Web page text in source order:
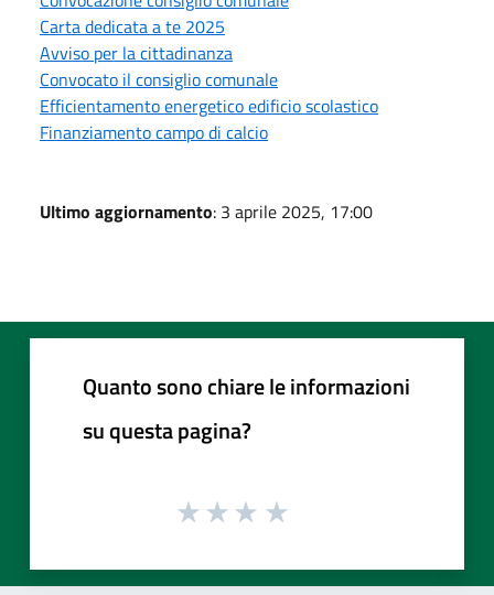
Carta dedicata a te 2025
Avviso per la cittadinanza
Convocato il consiglio comunale
Efficientamento energetico edificio scolastico
Finanziamento campo di calcio
Ultimo aggiornamento: 3 aprile 2025, 17:00
Quanto sono chiare le informazioni
su questa pagina?